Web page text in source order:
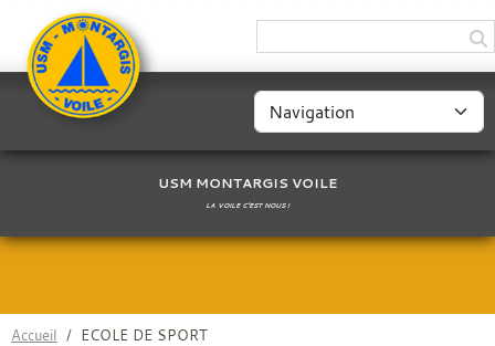
USM MONTARGIS VOILE
LA VOILE C'EST NOUS !
Accueil ECOLE DE SPORT
Panneau de gestion des cookies